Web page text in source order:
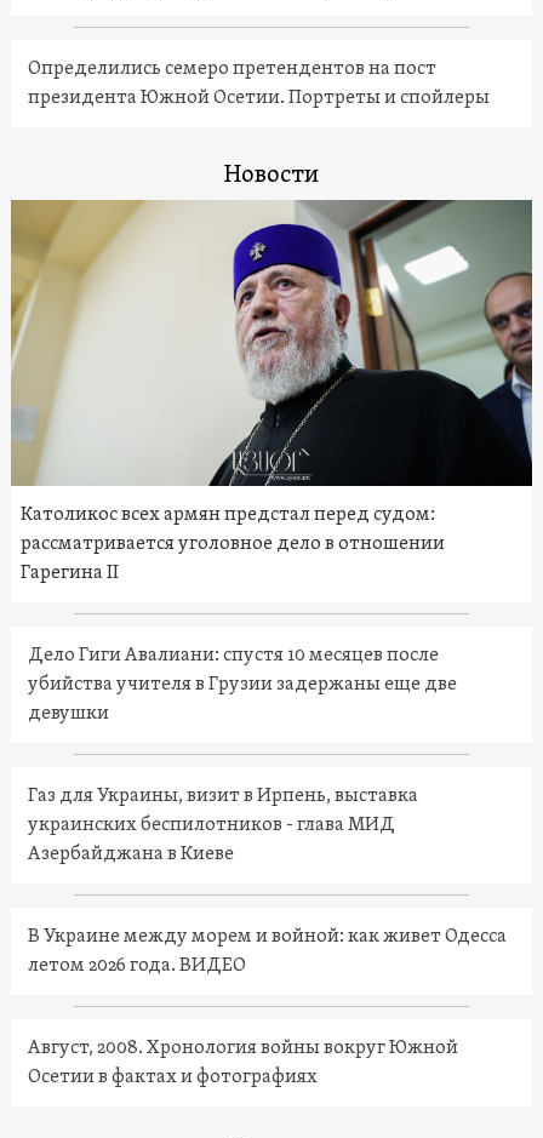
Определились семеро претендентов на пост
президента Южной Осетии. Портреты и спойлеры
Новости
Католикос всех армян предстал перед судом:
рассматривается уголовное дело в отношении
Гарегина II
Дело Гиги Авалиани: спустя 10 месяцев после
убийства учителя в Грузии задержаны еще две
девушки
Газ для Украины, визит в Ирпень, выставка
украинских беспилотников - глава МИД
Азербайджана в Киеве
В Украине между морем и войной: как живет Одесса
летом 2026 года. ВИДЕО
Август, 2008. Хронология войны вокруг Южной
Осетии в фактах и фотографиях